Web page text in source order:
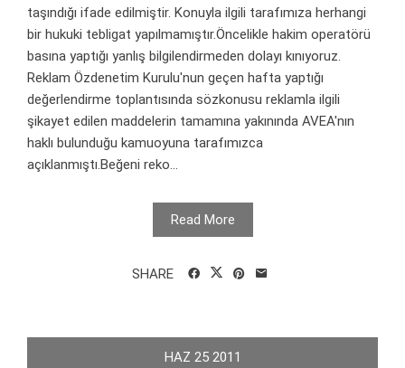
taşındığı ifade edilmiştir. Konuyla ilgili tarafımıza herhangi
bir hukuki tebligat yapılmamıştır.Öncelikle hakim operatörü
basına yaptığı yanlış bilgilendirmeden dolayı kınıyoruz.
Reklam Özdenetim Kurulu'nun geçen hafta yaptığı
değerlendirme toplantısında sözkonusu reklamla ilgili
şikayet edilen maddelerin tamamına yakınında AVEA'nın
haklı bulunduğu kamuoyuna tarafımızca
açıklanmıştı.Beğeni reko...
Read More
SHARE
HAZ 25 2011